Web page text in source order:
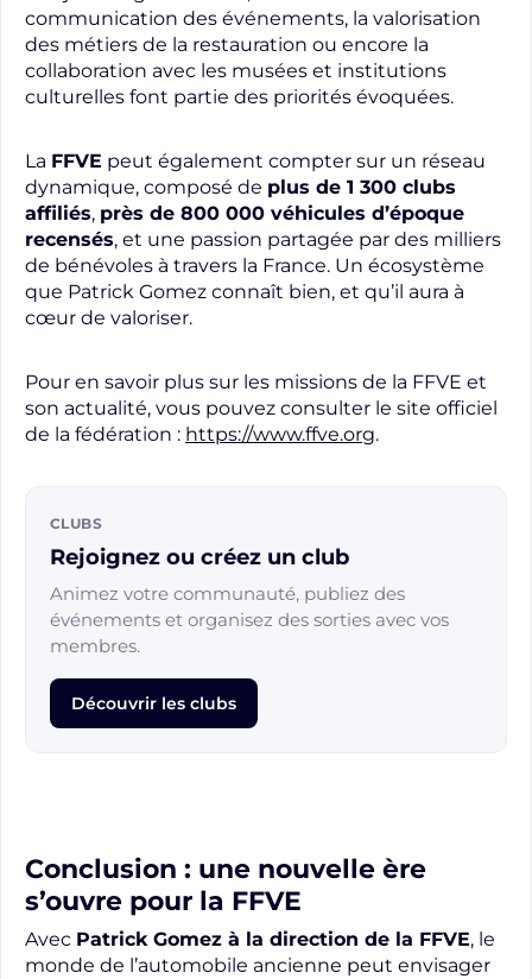
communication des événements, la valorisation
des métiers de la restauration ou encore la
collaboration avec les musées et institutions
culturelles font partie des priorités évoquées.
La FFVE peut également compter sur un réseau
dynamique, composé de plus de 1 300 clubs
affiliés, près de 800 000 véhicules d’époque
recensés, et une passion partagée par des milliers
de bénévoles à travers la France. Un écosystème
que Patrick Gomez connaît bien, et qu’il aura à
cœur de valoriser.
Pour en savoir plus sur les missions de la FFVE et
son actualité, vous pouvez consulter le site officiel
de la fédération : https://www.ffve.org.
CLUBS
Rejoignez ou créez un club
Animez votre communauté, publiez des
événements et organisez des sorties avec vos
membres.
Découvrir les clubs
Conclusion : une nouvelle ère
s’ouvre pour la FFVE
Avec Patrick Gomez à la direction de la FFVE, le
monde de l’automobile ancienne peut envisager